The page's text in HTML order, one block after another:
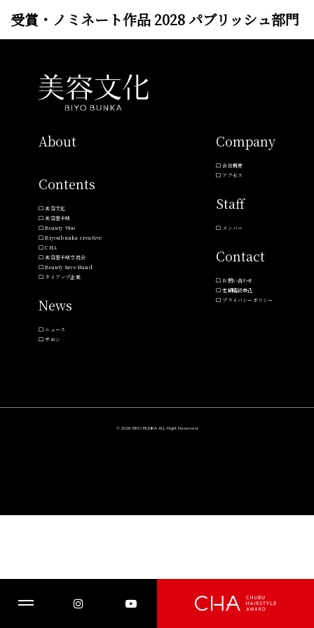
受賞・ノミネート作品 2028 パブリッシュ部門
About
Contents
美容文化
美容室手帖
Beauty Woo
Biyoubunka creative
CHA
美容室手帖交流会
Beauty Save Hand
タイアップ企業
News
ニュース
サロン
Company
会社概要
アクセス
Staff
メンバー
Contact
お問い合わせ
定期購読申込
プライバシーポリシー
© 2026 BIYO BUNKA ALL Right Reserved.